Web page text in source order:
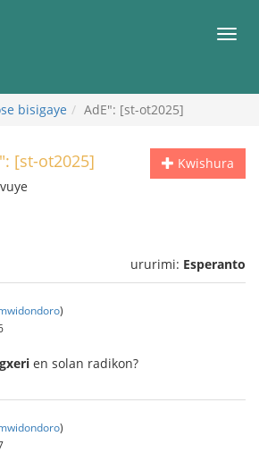
bisigaye AdE": [st-ot2025]
Kwishura
[st-ot2025]
ururimi: Esperanto
)
en solan radikon?
)